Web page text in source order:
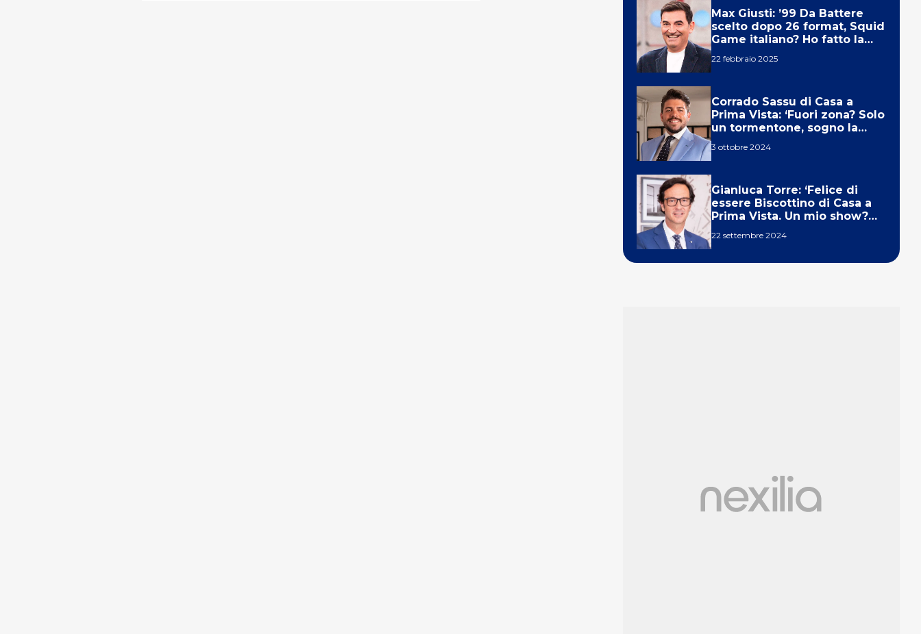
Max Giusti: ’99 Da Battere
scelto dopo 26 format, Squid
Game italiano? Ho fatto la
22 febbraio 2025
Corrado Sassu di Casa a
Prima Vista: ‘Fuori zona? Solo
un tormentone, sogno la
3 ottobre 2024
Gianluca Torre: ‘Felice di
essere Biscottino di Casa a
Prima Vista. Un mio show?
22 settembre 2024